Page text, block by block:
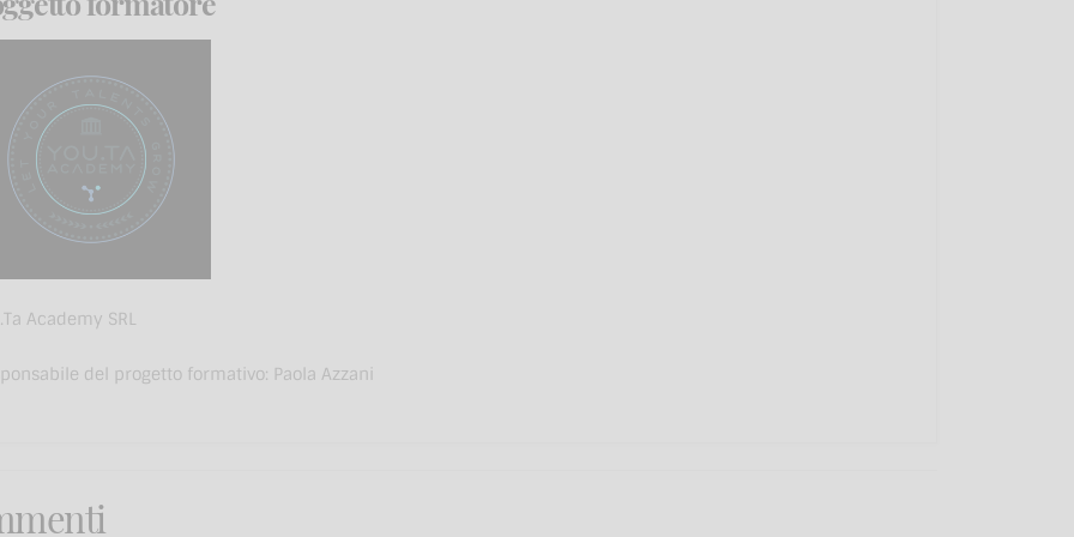
Academy SRL
del progetto formativo: Paola Azzani